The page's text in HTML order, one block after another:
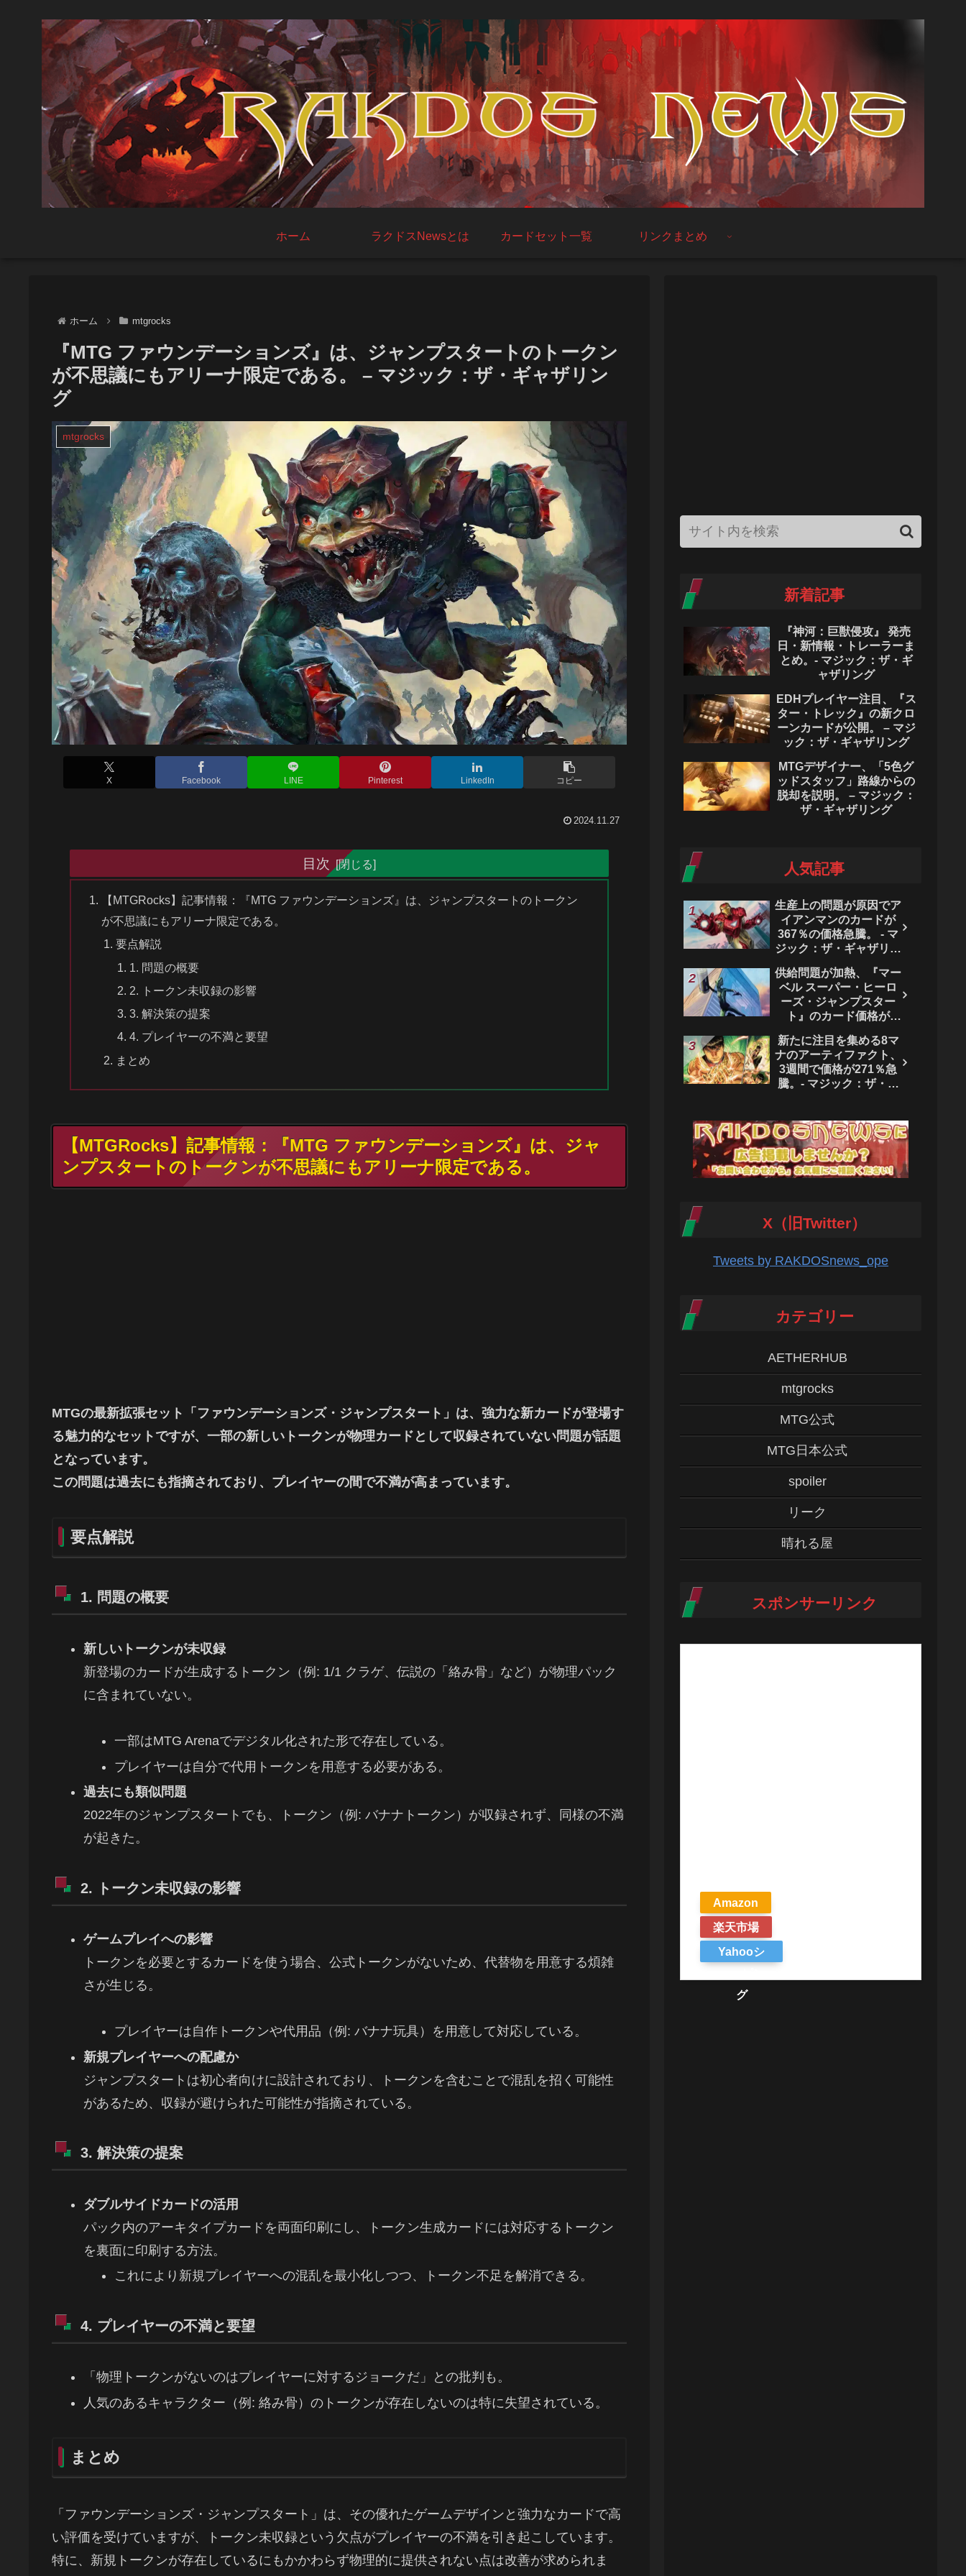
ホーム ラクドスNewsとは カードセット一覧 リンクまとめ
ホーム mtgrocks
『MTG ファウンデーションズ』は、ジャンプスタートのトークン
が不思議にもアリーナ限定である。 – マジック：ザ・ギャザリン
グ
mtgrocks
X Facebook LINE Pinterest LinkedIn コピー
2024.11.27
目次
【MTGRocks】記事情報：『MTG ファウンデーションズ』は、ジャンプスタートのトークン
が不思議にもアリーナ限定である。
要点解説
1. 問題の概要
2. トークン未収録の影響
3. 解決策の提案
4. プレイヤーの不満と要望
まとめ
【MTGRocks】記事情報：『MTG ファウンデーションズ』は、ジャ
ンプスタートのトークンが不思議にもアリーナ限定である。
MTGの最新拡張セット「ファウンデーションズ・ジャンプスタート」は、強力な新カードが登場す
る魅力的なセットですが、一部の新しいトークンが物理カードとして収録されていない問題が話題
となっています。
この問題は過去にも指摘されており、プレイヤーの間で不満が高まっています。
要点解説
1. 問題の概要
新しいトークンが未収録
新登場のカードが生成するトークン（例: 1/1 クラゲ、伝説の「絡み骨」など）が物理パック
に含まれていない。
一部はMTG Arenaでデジタル化された形で存在している。
プレイヤーは自分で代用トークンを用意する必要がある。
過去にも類似問題
2022年のジャンプスタートでも、トークン（例: バナナトークン）が収録されず、同様の不満
が起きた。
2. トークン未収録の影響
ゲームプレイへの影響
トークンを必要とするカードを使う場合、公式トークンがないため、代替物を用意する煩雑
さが生じる。
プレイヤーは自作トークンや代用品（例: バナナ玩具）を用意して対応している。
新規プレイヤーへの配慮か
ジャンプスタートは初心者向けに設計されており、トークンを含むことで混乱を招く可能性
があるため、収録が避けられた可能性が指摘されている。
3. 解決策の提案
ダブルサイドカードの活用
パック内のアーキタイプカードを両面印刷にし、トークン生成カードには対応するトークン
を裏面に印刷する方法。
これにより新規プレイヤーへの混乱を最小化しつつ、トークン不足を解消できる。
4. プレイヤーの不満と要望
「物理トークンがないのはプレイヤーに対するジョークだ」との批判も。
人気のあるキャラクター（例: 絡み骨）のトークンが存在しないのは特に失望されている。
まとめ
「ファウンデーションズ・ジャンプスタート」は、その優れたゲームデザインと強力なカードで高
い評価を受けていますが、トークン未収録という欠点がプレイヤーの不満を引き起こしています。
特に、新規トークンが存在しているにもかかわらず物理的に提供されない点は改善が求められま
新着記事
『神河：巨獣侵攻』 発売
日・新情報・トレーラーま
とめ。- マジック：ザ・ギ
ャザリング
EDHプレイヤー注目、『ス
ター・トレック』の新クロ
ーンカードが公開。 – マジ
ック：ザ・ギャザリング
MTGデザイナー、「5色グ
ッドスタッフ」路線からの
脱却を説明。 – マジック：
ザ・ギャザリング
人気記事
生産上の問題が原因でア
イアンマンのカードが
367％の価格急騰。 - マ
ジック：ザ・ギャザリン
供給問題が加熱、『マー
ベル スーパー・ヒーロ
ーズ・ジャンプスター
ト』のカード価格が
ク：ザ・ギャザリング
新たに注目を集める8マ
ナのアーティファクト、
3週間で価格が271％急
騰。- マジック：ザ・ギ
X（旧Twitter）
Tweets by RAKDOSnews_ope
カテゴリー
AETHERHUB
mtgrocks
MTG公式
MTG日本公式
spoiler
リーク
晴れる屋
スポンサーリンク
Amazon
楽天市場
Yahooシ
グ